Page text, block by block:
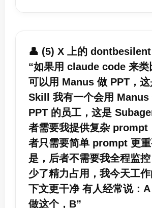
👤 (5) X 上的 dontbesilent
“如果用 claude code 来类
可以用 Manus 做 PPT，这
Skill 我有一个会用 Manus
PPT 的员工，这是
者需要我提供复杂 prompt
者只需要简单 prompt 更
是，后者不需要我全程监
少了精力占用，我今天工
下文更干净 有人经常说：
做这个，B”